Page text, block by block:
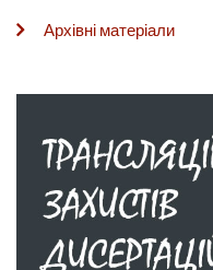
Архівні матеріали